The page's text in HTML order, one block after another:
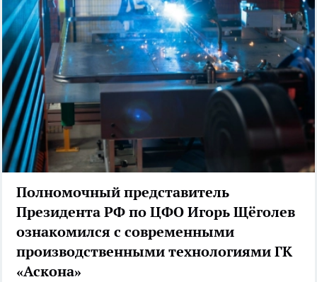
Полномочный представитель
Президента РФ по ЦФО Игорь Щёголев
ознакомился с современными
производственными технологиями ГК
«Аскона»